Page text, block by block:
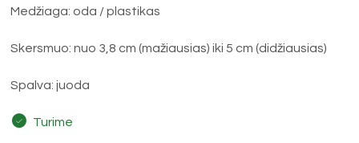
Medžiaga: oda / plastikas
Skersmuo: nuo 3,8 cm (mažiausias) iki 5 cm (didžiausias)
Spalva: juoda
Turime